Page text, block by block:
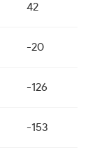
42
-20
-126
-153